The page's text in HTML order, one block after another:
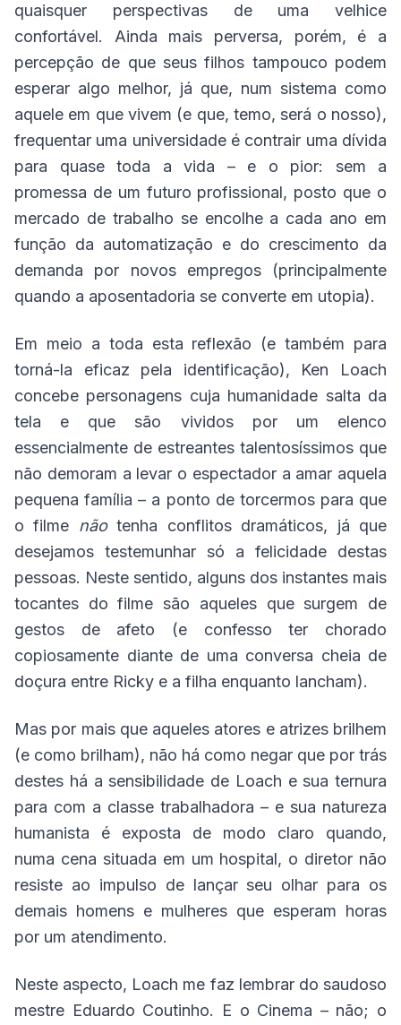
quaisquer perspectivas de uma velhice
confortável. Ainda mais perversa, porém, é a
percepção de que seus filhos tampouco podem
esperar algo melhor, já que, num sistema como
aquele em que vivem (e que, temo, será o nosso),
frequentar uma universidade é contrair uma dívida
para quase toda a vida – e o pior: sem a
promessa de um futuro profissional, posto que o
mercado de trabalho se encolhe a cada ano em
função da automatização e do crescimento da
demanda por novos empregos (principalmente
quando a aposentadoria se converte em utopia).
Em meio a toda esta reflexão (e também para
torná-la eficaz pela identificação), Ken Loach
concebe personagens cuja humanidade salta da
tela e que são vividos por um elenco
essencialmente de estreantes talentosíssimos que
não demoram a levar o espectador a amar aquela
pequena família – a ponto de torcermos para que
o filme nãotenha conflitos dramáticos, já que
desejamos testemunhar só a felicidade destas
pessoas. Neste sentido, alguns dos instantes mais
tocantes do filme são aqueles que surgem de
gestos de afeto (e confesso ter chorado
copiosamente diante de uma conversa cheia de
doçura entre Ricky e a filha enquanto lancham).
Mas por mais que aqueles atores e atrizes brilhem
(e como brilham), não há como negar que por trás
destes há a sensibilidade de Loach e sua ternura
para com a classe trabalhadora – e sua natureza
humanista é exposta de modo claro quando,
numa cena situada em um hospital, o diretor não
resiste ao impulso de lançar seu olhar para os
demais homens e mulheres que esperam horas
por um atendimento.
Neste aspecto, Loach me faz lembrar do saudoso
mestre Eduardo Coutinho. E o Cinema – não; o